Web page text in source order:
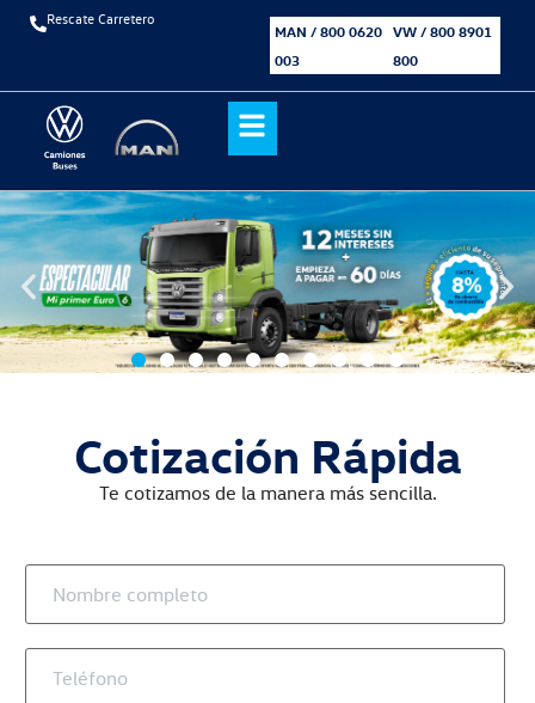
Rescate Carretero
MAN / 800 0620
003
VW / 800 8901
800
Cotización Rápida
Te cotizamos de la manera más sencilla.